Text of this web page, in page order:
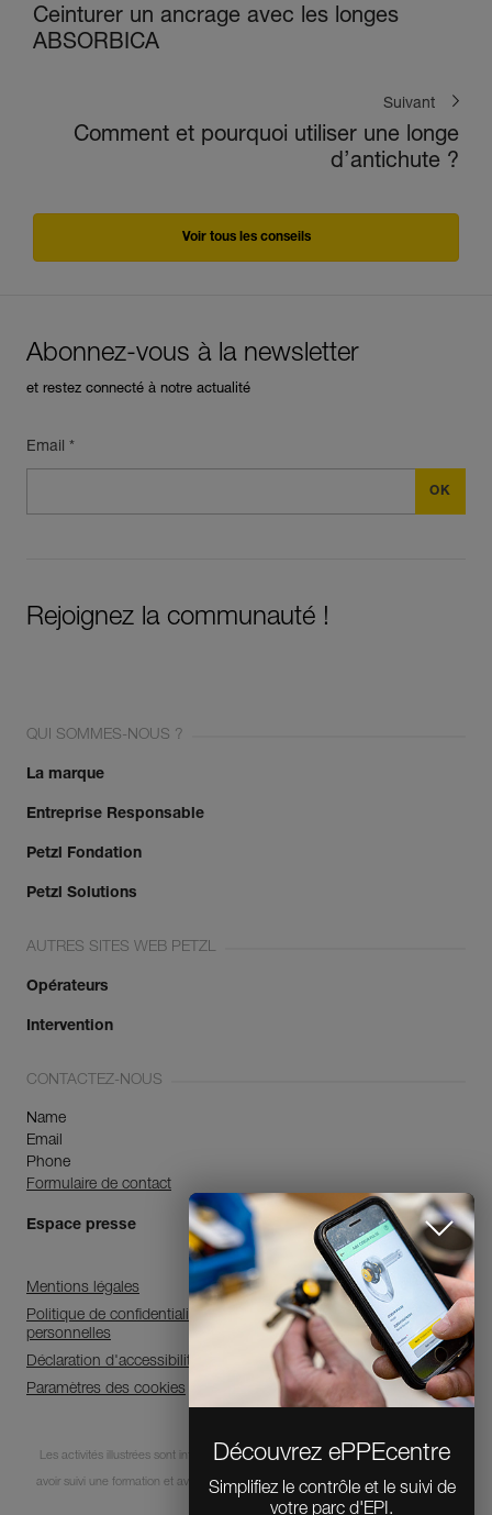
Ceinturer un ancrage avec les longes
ABSORBICA
Suivant
Comment et pourquoi utiliser une longe
d’antichute ?
Voir tous les conseils
Découvrez ePPEcentre
Simplifiez le contrôle et le suivi de
votre parc d'EPI.
Abonnez-vous à la newsletter
et restez connecté à notre actualité
Email *
Rejoignez la communauté !
QUI SOMMES-NOUS ?
La marque
Entreprise Responsable
Petzl Fondation
Petzl Solutions
AUTRES SITES WEB PETZL
Opérateurs
Intervention
CONTACTEZ-NOUS
Name
Email
Phone
Formulaire de contact
Espace presse
Mentions légales
Politique de confidentialité et de traitement des données
personnelles
Déclaration d'accessibilité
Paramètres des cookies
Les activités illustrées sont intrinsèquement dangereuses. Chaque utilisateur doit
avoir suivi une formation et avoir des compétences pour l’usage des équipements
lors de ces activités.